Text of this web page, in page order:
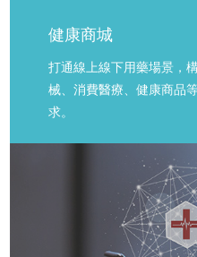
健康商城
打通線上線下用藥場景，
械、消費醫療、健康商品
求。